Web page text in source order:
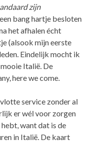
zijn
bang hartje besloten
het afhalen écht
(alsook mijn eerste
Eindelijk mocht ik
Italië. De
here we come.
service zonder al
er wél voor zorgen
want dat is de
in Italië. De kaart